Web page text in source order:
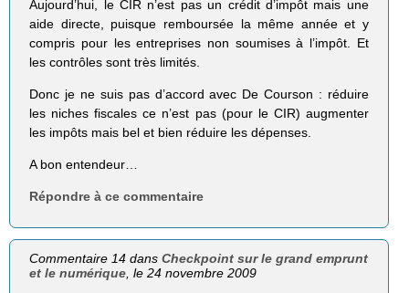
Aujourd’hui, le CIR n’est pas un crédit d’impôt mais une
aide directe, puisque remboursée la même année et y
compris pour les entreprises non soumises à l’impôt. Et
les contrôles sont très limités.
Donc je ne suis pas d’accord avec De Courson : réduire
les niches fiscales ce n’est pas (pour le CIR) augmenter
les impôts mais bel et bien réduire les dépenses.
A bon entendeur…
Répondre à ce commentaire
Commentaire 14 dansCheckpoint sur le grand emprunt
et le numérique , le 24 novembre 2009